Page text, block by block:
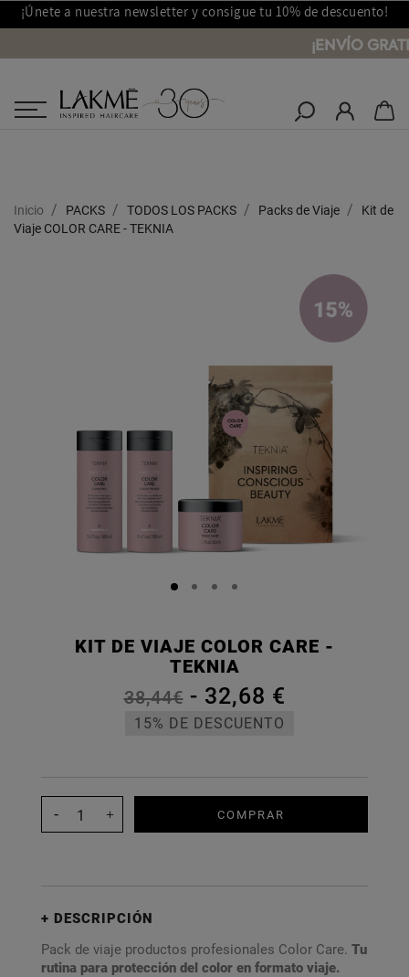
¡Únete a nuestra newsletter y consigue tu 10% de descuento!
¡ENVÍO
Salones Lakmé
Inicio PACKS TODOS LOS PACKS Packs de Viaje
Kit de
Viaje COLOR CARE - TEKNIA
KIT DE VIAJE COLOR CARE -
TEKNIA
38,44€- 32,68 €
15% DE DESCUENTO
COMPRAR
DESCRIPCIÓN
Pack de viaje productos profesionales Color Care. Tu
rutina para protección del color en formato viaje.